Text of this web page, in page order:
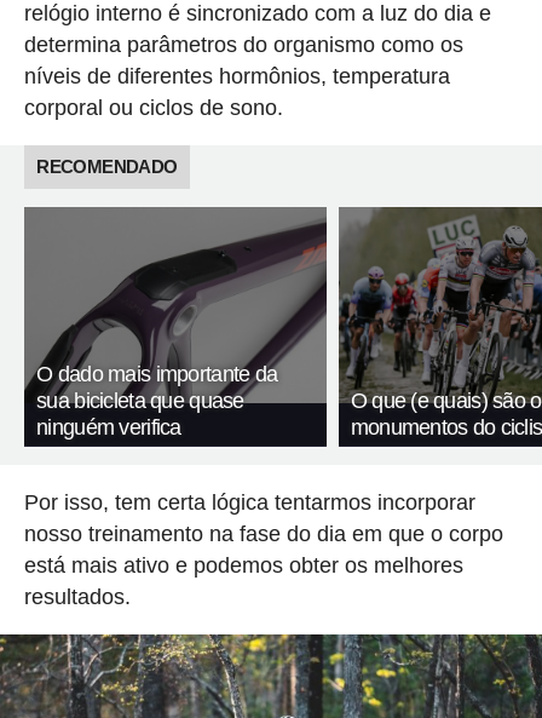
relógio interno é sincronizado com a luz do dia e
determina parâmetros do organismo como os
níveis de diferentes hormônios, temperatura
corporal ou ciclos de sono.
RECOMENDADO
O dado mais importante da
sua bicicleta que quase
ninguém verifica
O que (e quais) são
monumentos do
Por isso, tem certa lógica tentarmos incorporar
nosso treinamento na fase do dia em que o corpo
está mais ativo e podemos obter os melhores
resultados.